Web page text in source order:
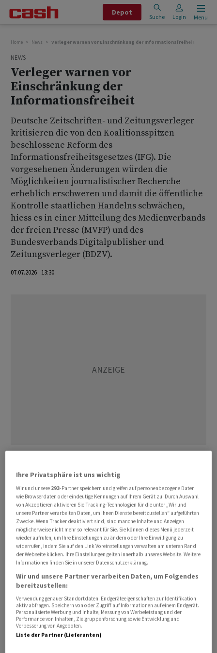
Depot
Suche Login Menu
Home News Verleger warnen vor Einschränkung der Informationsfreiheit
NEWS
Verleger warnen vor
Einschränkung der
Informationsfreiheit
Deutsche Zeitschriften- und Zeitungsverleger
kritisieren die von den Koalitionsspitzen
beschlossene Reform des
Informationsfreiheitsgesetzes (IFG). Die
vorgesehenen Änderungen würden die
Möglichkeiten journalistischer Recherche
erheblich erschweren und damit die öffentliche
Kontrolle staatlichen Handelns schwächen,
hiess es in einer Mitteilung des Medienverbands
der freien Presse (MVFP) und des
Bundesverbands Digitalpublisher und
Zeitungsverleger (BDZV).
07.07.2026 13:30
Journalistinnen und Journalisten ebenso wie
nachvollziehen und überprüfen zu können. «Gerade
Zeitungen, Zeitschriften und digitale journalistische
Angebote nutzen das IFG regelmässig, um Missstände
aufzudecken, Verwaltungsentscheidungen transparent
zu machen und die demokratische Kontrolle
öffentlicher Institutionen zu gewährleisten», hiess es in
der Mitteilung.
Mit einem umfassenden Reformpaket zu Steuern,
Arbeit und Entbürokratisierung wollen Union und SPD
Deutschland aus der Wirtschaftskrise führen. Teil des
Ihre Privatsphäre ist uns wichtig
Wir und unsere 293-Partner speichern und greifen auf personenbezogene Daten
wie Browserdaten oder eindeutige Kennungen auf Ihrem Gerät zu. Durch Auswahl
von Akzeptieren aktivieren Sie Tracking-Technologien für die unter „Wir und
unsere Partner verarbeiten Daten, um Ihnen Dienste bereitzustellen“ aufgeführten
Zwecke. Wenn Tracker deaktiviert sind, sind manche Inhalte und Anzeigen
möglicherweise nicht mehr so relevant für Sie. Sie können dieses Menü jederzeit
wieder aufrufen, um Ihre Einstellungen zu ändern oder Ihre Einwilligung zu
widerrufen, indem Sie auf den Link Voreinstellungen verwalten am unteren Rand
der Webseite klicken. Ihre Einstellungen gelten innerhalb unseres Website. Weitere
Informationen finden Sie in unserer Datenschutzerklärung.
Wir und unsere Partner verarbeiten Daten, um Folgendes
bereitzustellen:
Verwendung genauer Standortdaten. Endgeräteeigenschaften zur Identifikation
aktiv abfragen. Speichern von oder Zugriff auf Informationen auf einem Endgerät.
Personalisierte Werbung und Inhalte, Messung von Werbeleistung und der
Performance von Inhalten, Zielgruppenforschung sowie Entwicklung und
Verbesserung von Angeboten.
Liste der Partner (Lieferanten)